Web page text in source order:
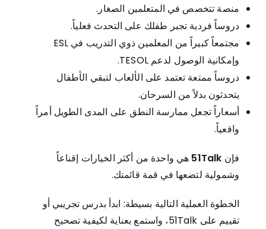
منصة تتخصص في المتعلمين الصغار.
دروساً فردية تجبر طفلك على التحدث فعلياً.
مجتمعاً كبيراً من المعلمين ذوي التدريب في ESL
وإمكانية الوصول لدعم TESOL.
دروساً ممتعة تعتمد على الألعاب لتبقي الأطفال
يتحدثون بدلاً من السرحان.
أسعاراً تجعل ممارسة النطق على المدى الطويل أمراً
واقعياً.
فإن 51Talk هي واحدة من أكثر الخيارات إقناعاً
وشمولية لتضعها في قمة قائمتك.
الخطوة العملية التالية بسيطة: ابدأ بدرس تجريبي أو
تقييم على 51Talk، واستمع بعناية لكيفية تصحيح